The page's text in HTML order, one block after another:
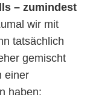
– zumindest
wir mit
tatsächlich
gemischt
einer
haben: